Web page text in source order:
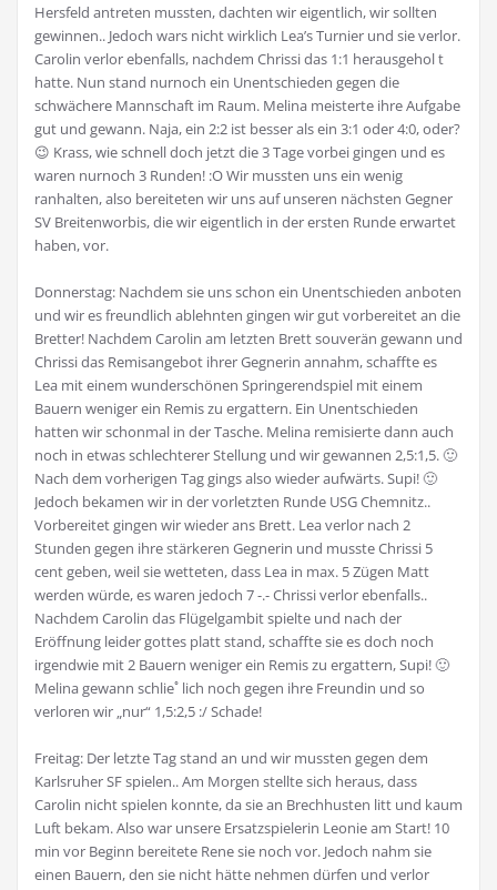
Hersfeld antreten mussten, dachten wir eigentlich, wir sollten
gewinnen.. Jedoch wars nicht wirklich Lea’s Turnier und sie verlor.
Carolin verlor ebenfalls, nachdem Chrissi das 1:1 herausgehol t
hatte. Nun stand nurnoch ein Unentschieden gegen die
schwächere Mannschaft im Raum. Melina meisterte ihre Aufgabe
gut und gewann. Naja, ein 2:2 ist besser als ein 3:1 oder 4:0, oder?
😉 Krass, wie schnell doch jetzt die 3 Tage vorbei gingen und es
waren nurnoch 3 Runden! :O Wir mussten uns ein wenig
ranhalten, also bereiteten wir uns auf unseren nächsten Gegner
SV Breitenworbis, die wir eigentlich in der ersten Runde erwartet
haben, vor.
Donnerstag: Nachdem sie uns schon ein Unentschieden anboten
und wir es freundlich ablehnten gingen wir gut vorbereitet an die
Bretter! Nachdem Carolin am letzten Brett souverän gewann und
Chrissi das Remisangebot ihrer Gegnerin annahm, schaffte es
Lea mit einem wunderschönen Springerendspiel mit einem
Bauern weniger ein Remis zu ergattern. Ein Unentschieden
hatten wir schonmal in der Tasche. Melina remisierte dann auch
noch in etwas schlechterer Stellung und wir gewannen 2,5:1,5. 🙂
Nach dem vorherigen Tag gings also wieder aufwärts. Supi! 🙂
Jedoch bekamen wir in der vorletzten Runde USG Chemnitz..
Vorbereitet gingen wir wieder ans Brett. Lea verlor nach 2
Stunden gegen ihre stärkeren Gegnerin und musste Chrissi 5
cent geben, weil sie wetteten, dass Lea in max. 5 Zügen Matt
werden würde, es waren jedoch 7 -.- Chrissi verlor ebenfalls..
Nachdem Carolin das Flügelgambit spielte und nach der
Eröffnung leider gottes platt stand, schaffte sie es doch noch
irgendwie mit 2 Bauern weniger ein Remis zu ergattern, Supi! 🙂
Melina gewann schlieﾟlich noch gegen ihre Freundin und so
verloren wir „nur“ 1,5:2,5 :/ Schade!
Freitag: Der letzte Tag stand an und wir mussten gegen dem
Karlsruher SF spielen.. Am Morgen stellte sich heraus, dass
Carolin nicht spielen konnte, da sie an Brechhusten litt und kaum
Luft bekam. Also war unsere Ersatzspielerin Leonie am Start! 10
min vor Beginn bereitete Rene sie noch vor. Jedoch nahm sie
einen Bauern, den sie nicht hätte nehmen dürfen und verlor